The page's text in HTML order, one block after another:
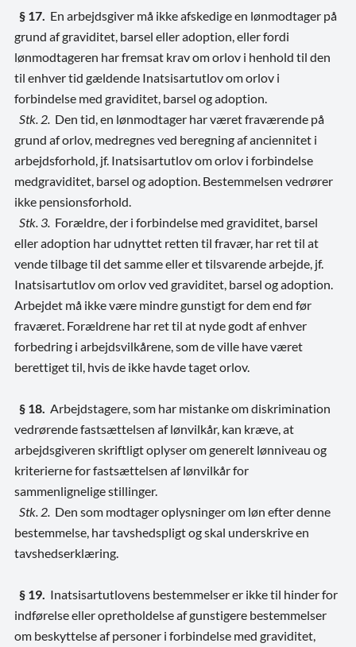
§ 17. En arbejdsgiver må ikke afskedige en lønmodtager på
grund af graviditet, barsel eller adoption, eller fordi
lønmodtageren har fremsat krav om orlov i henhold til den
til enhver tid gældende Inatsisartutlov om orlov i
forbindelse med graviditet, barsel og adoption.
Stk. 2. Den tid, en lønmodtager har været fraværende på
grund af orlov, medregnes ved beregning af anciennitet i
arbejdsforhold, jf. Inatsisartutlov om orlov i forbindelse
medgraviditet, barsel og adoption. Bestemmelsen vedrører
ikke pensionsforhold.
Stk. 3. Forældre, der i forbindelse med graviditet, barsel
eller adoption har udnyttet retten til fravær, har ret til at
vende tilbage til det samme eller et tilsvarende arbejde, jf.
Inatsisartutlov om orlov ved graviditet, barsel og adoption.
Arbejdet må ikke være mindre gunstigt for dem end før
fraværet. Forældrene har ret til at nyde godt af enhver
forbedring i arbejdsvilkårene, som de ville have været
berettiget til, hvis de ikke havde taget orlov.
§ 18. Arbejdstagere, som har mistanke om diskrimination
vedrørende fastsættelsen af lønvilkår, kan kræve, at
arbejdsgiveren skriftligt oplyser om generelt lønniveau og
kriterierne for fastsættelsen af lønvilkår for
sammenlignelige stillinger.
Stk. 2. Den som modtager oplysninger om løn efter denne
bestemmelse, har tavshedspligt og skal underskrive en
tavshedserklæring.
§ 19. Inatsisartutlovens bestemmelser er ikke til hinder for
indførelse eller opretholdelse af gunstigere bestemmelser
om beskyttelse af personer i forbindelse med graviditet,